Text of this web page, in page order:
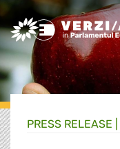
Greens/EFA Home
PRESS RELEASE |